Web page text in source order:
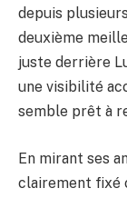
depuis
deuxième
juste derrière
une visibilité
semble prêt à
En mirant ses
clairement fixé